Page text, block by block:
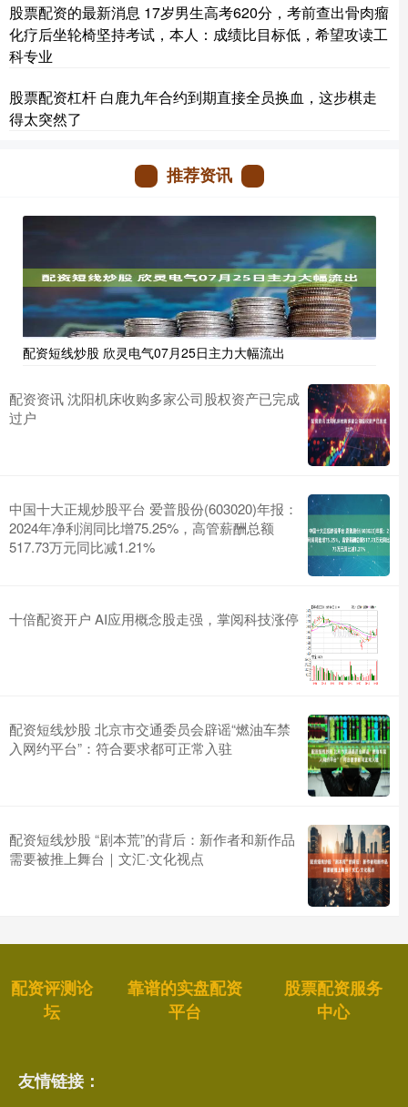
股票配资的最新消息 17岁男生高考620分，考前查出骨肉瘤
化疗后坐轮椅坚持考试，本人：成绩比目标低，希望攻读工
科专业
股票配资杠杆 白鹿九年合约到期直接全员换血，这步棋走
得太突然了
推荐资讯
配资短线炒股 欣灵电气07月25日主力大幅流出
配资资讯 沈阳机床收购多家公司股权资产已完成
过户
中国十大正规炒股平台 爱普股份(603020)年报：
2024年净利润同比增75.25%，高管薪酬总额
517.73万元同比减1.21%
十倍配资开户 AI应用概念股走强，掌阅科技涨停
配资短线炒股 北京市交通委员会辟谣“燃油车禁
入网约平台”：符合要求都可正常入驻
配资短线炒股 “剧本荒”的背后：新作者和新作品
需要被推上舞台｜文汇·文化视点
配资评测论
坛
靠谱的实盘配资
平台
股票配资服务
中心
友情链接：